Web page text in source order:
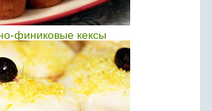
финиковые кексы